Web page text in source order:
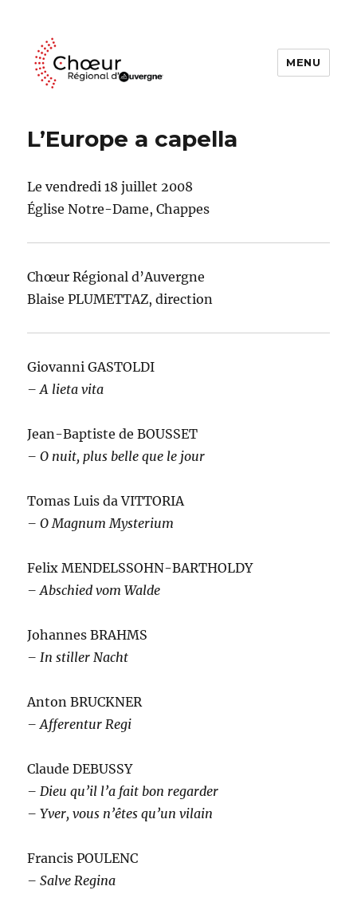
MENU
L’Europe a capella
Le vendredi 18 juillet 2008
Église Notre-Dame, Chappes
Chœur Régional d’Auvergne
Blaise PLUMETTAZ, direction
Giovanni GASTOLDI
– A lieta vita
Jean-Baptiste de BOUSSET
– O nuit, plus belle que le jour
Tomas Luis da VITTORIA
– O Magnum Mysterium
Felix MENDELSSOHN-BARTHOLDY
– Abschied vom Walde
Johannes BRAHMS
– In stiller Nacht
Anton BRUCKNER
– Afferentur Regi
Claude DEBUSSY
– Dieu qu’il l’a fait bon regarder
– Yver, vous n’êtes qu’un vilain
Francis POULENC
– Salve Regina